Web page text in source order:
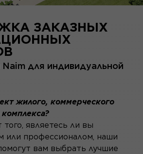
ЗАКАЗНЫХ
для индивидуальной
жилого, коммерческого
того, являетесь ли вы
или профессионалом, наши
вам выбрать лучшие